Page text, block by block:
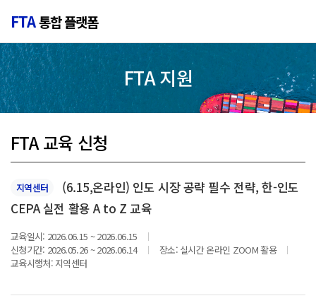
FTA통합 플랫폼
FTA 지원
FTA 교육 신청
지역센터
(6.15,온라인) 인도 시장 공략 필수 전략, 한-인도
CEPA 실전 활용 A to Z 교육
교육일시: 2026.06.15 ~ 2026.06.15
신청기간: 2026.05.26 ~ 2026.06.14 장소: 실시간 온라인 ZOOM 활용
교육시행처: 지역센터